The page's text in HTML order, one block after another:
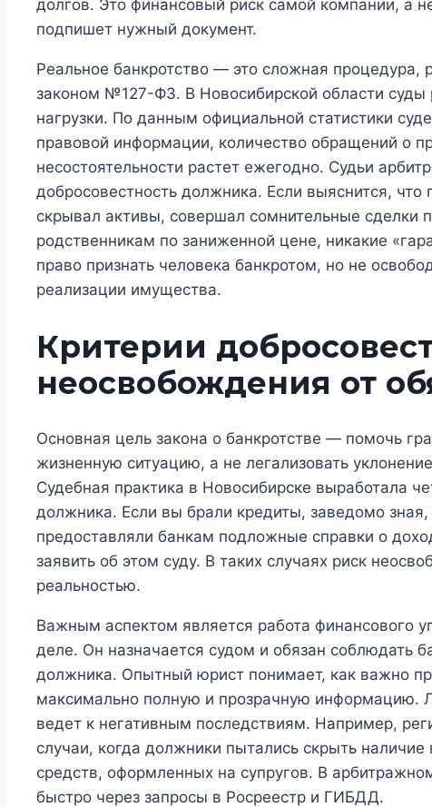
долгов. Это финансовый риск самой компании, а
подпишет нужный документ.
Реальное банкротство — это сложная
законом №127-ФЗ. В Новосибирской области суды
нагрузки. По данным официальной статистики
правовой информации, количество обращений о
несостоятельности растет ежегодно. Судьи
добросовестность должника. Если выяснится,
скрывал активы, совершал сомнительные
родственникам по заниженной цене, никакие
право признать человека банкротом, но не
реализации имущества.
Критерии
неосвобождения от
Основная цель закона о банкротстве — помочь
жизненную ситуацию, а не легализовать
Судебная практика в Новосибирске выработала
должника. Если вы брали кредиты, заведомо
предоставляли банкам подложные справки о
заявить об этом суду. В таких случаях риск
реальностью.
Важным аспектом является работа финансового
деле. Он назначается судом и обязан соблюдать
должника. Опытный юрист понимает, как важно
максимально полную и прозрачную информацию.
ведет к негативным последствиям. Например,
случаи, когда должники пытались скрыть
средств, оформленных на супругов. В
быстро через запросы в Росреестр и ГИБДД.